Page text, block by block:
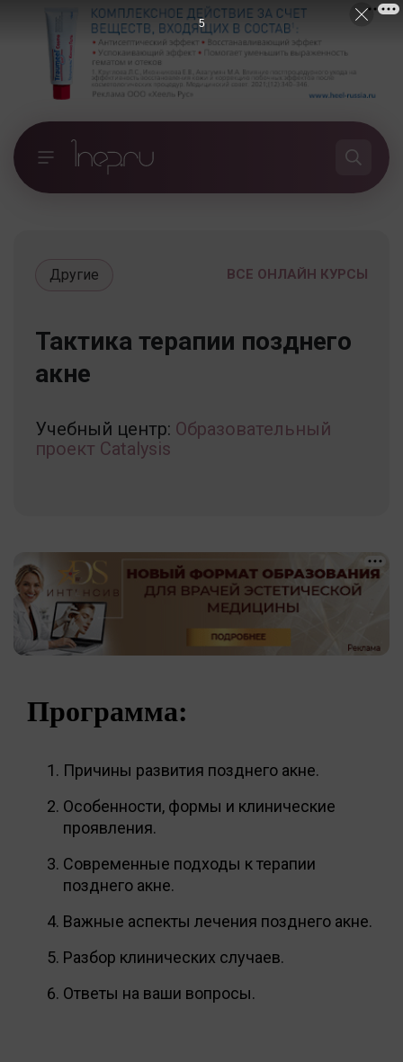
ВСЕ ОНЛАЙН КУРСЫ
Другие
Тактика терапии позднего
акне
Учебный центр: Образовательный
проект Catalysis
Программа:
Причины развития позднего акне.
Особенности, формы и клинические
проявления.
Современные подходы к терапии
позднего акне.
Важные аспекты лечения позднего акне.
Разбор клинических случаев.
Ответы на ваши вопросы.
4